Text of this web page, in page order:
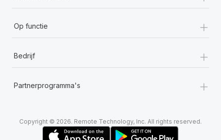
Op functie +
Bedrijf +
Partnerprogramma's +
Copyright © 2026. Remote Technology, Inc. All rights reserved.